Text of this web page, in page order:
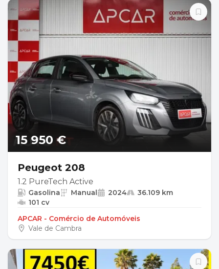
15 950 €
Peugeot 208
1.2 PureTech Active
Gasolina Manual 2024
36.109 km
101 cv
APCAR - Comércio de Automóveis
Vale de Cambra